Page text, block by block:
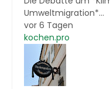
Umweltmigration*...
vor 6 Tagen
kochen.pro